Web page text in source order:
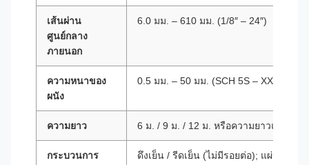
เส้นผ่าน
ศูนย์กลาง
ภายนอก
6.0 มม. – 610 มม. (1/8″ – 24″)
ความหนาของ
ผนัง
0.5 มม. – 50 มม. (SCH 5S – XXS)
ความยาว 6 ม. / 9 ม. / 12 ม. หรือความยาวแบบสุ่ม
กระบวนการ ดึงเย็น / รีดเย็น (ไม่มีรอยต่อ); แผ่นรีด (เ